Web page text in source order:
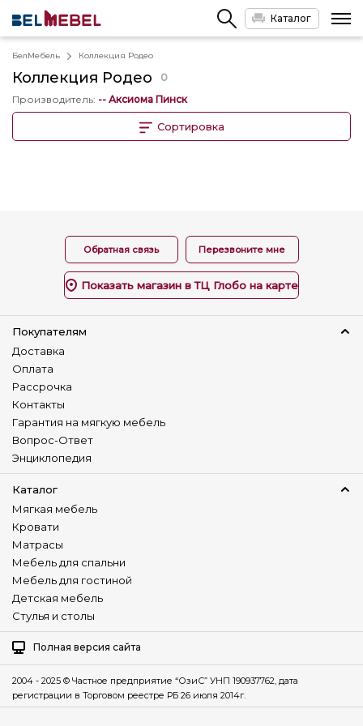
Каталог
БелМебель Коллекция Родео
Коллекция Родео
0
Производитель: -- Аксиома Пинск
Сортировка
Обратная связь Перезвоните мне
Показать магазин в ТЦ Глобо на карте
Покупателям
Доставка
Оплата
Рассрочка
Контакты
Гарантия на мягкую мебель
Вопрос-Ответ
Энциклопедия
Каталог
Мягкая мебель
Кровати
Матрасы
Мебель для спальни
Мебель для гостиной
Детская мебель
Стулья и столы
Полная версия сайта
2004 - 2025 © Частное предприятие “ОзиС” УНП 190937762, дата
регистрации в Торговом реестре РБ 26 июля 2014г.